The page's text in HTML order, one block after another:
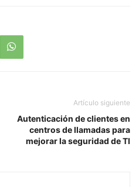
Artículo siguiente
Autenticación de clientes en
centros de llamadas para
mejorar la seguridad de TI